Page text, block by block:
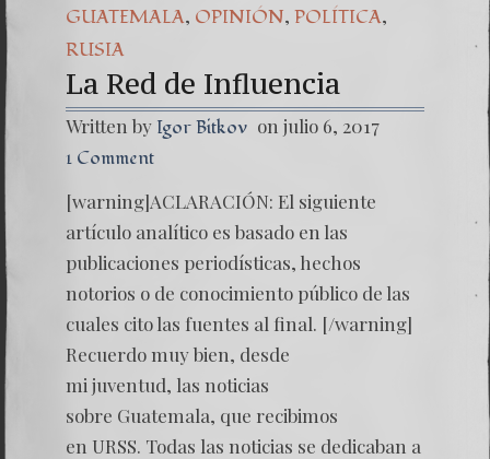
GUATEMALA, OPINIÓN, POLÍTICA,
RUSIA
La Red de Influencia
Written by Igor Bitkov on julio 6, 2017
1 Comment
[warning]ACLARACIÓN: El siguiente
artículo analítico es basado en las
publicaciones periodísticas, hechos
notorios o de conocimiento público de las
cuales cito las fuentes al final. [/warning]
Recuerdo muy bien, desde
mi juventud, las noticias
sobre Guatemala, que recibimos
en URSS. Todas las noticias se dedicaban a